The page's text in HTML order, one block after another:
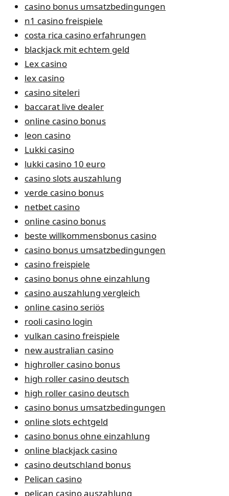
casino bonus umsatzbedingungen
n1 casino freispiele
costa rica casino erfahrungen
blackjack mit echtem geld
Lex casino
lex casino
casino siteleri
baccarat live dealer
online casino bonus
leon casino
Lukki casino
lukki casino 10 euro
casino slots auszahlung
verde casino bonus
netbet casino
online casino bonus
beste willkommensbonus casino
casino bonus umsatzbedingungen
casino freispiele
casino bonus ohne einzahlung
casino auszahlung vergleich
online casino seriös
rooli casino login
vulkan casino freispiele
new australian casino
highroller casino bonus
high roller casino deutsch
high roller casino deutsch
casino bonus umsatzbedingungen
online slots echtgeld
casino bonus ohne einzahlung
online blackjack casino
casino deutschland bonus
Pelican casino
pelican casino auszahlung